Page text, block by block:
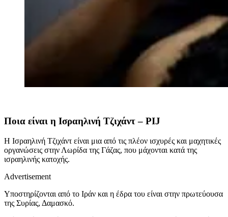
Ποια είναι η Ισραηλινή Τζιχάντ – PIJ
Η Ισραηλινή Τζιχάντ είναι μια από τις πλέον ισχυρές και μαχητικές
οργανώσεις στην Λωρίδα της Γάζας, που μάχονται κατά της
ισραηλινής κατοχής.
Advertisement
Υποστηρίζονται από το Ιράν και η έδρα του είναι στην πρωτεύουσα
της Συρίας, Δαμασκό.